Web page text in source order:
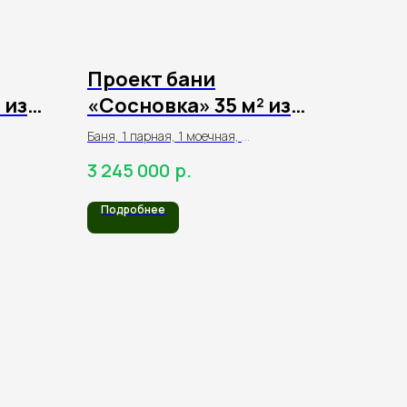
Проект бани
«Сосновка» 35 м² из
оцилиндрованного
бревна
Баня, 1 парная, 1 моечная,
терраса
3 245 000 р.
Подробнее